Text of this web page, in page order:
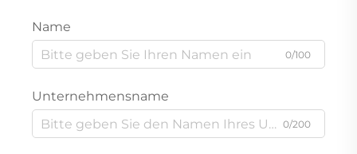
Name
0/100
Unternehmensname
0/200